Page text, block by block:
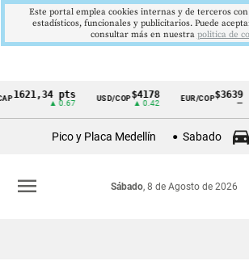
Cintillo
Colombia
pts
▲ 0.67
USD/COP$4178
▲ 0.42
EUR/COP$3639
Pico y Placa Medellín Sabado
Sábado, 8 de Agosto de 2026
menu
Este portal emplea cookies internas y de terceros
estadísticos, funcionales y publicitarios. Puede
consultar más en nuestra politica de